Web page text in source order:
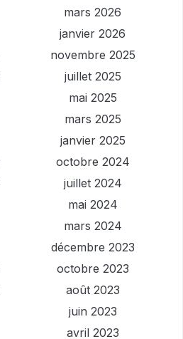
mars 2026
janvier 2026
novembre 2025
juillet 2025
mai 2025
mars 2025
janvier 2025
octobre 2024
juillet 2024
mai 2024
mars 2024
décembre 2023
octobre 2023
août 2023
juin 2023
avril 2023